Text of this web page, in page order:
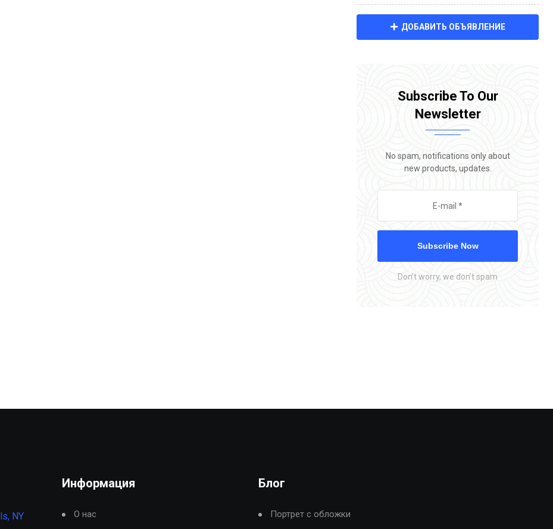
ДОБАВИТЬ ОБЪЯВЛЕНИЕ
Subscribe To Our
Newsletter
No spam, notifications only about
new products, updates.
Subscribe Now
Don’t worry, we don’t spam
NY
Информация
О нас
Блог
Портрет с обложки